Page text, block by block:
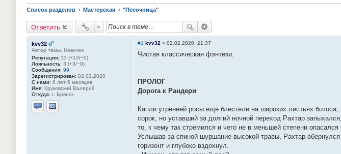
Список разделов Мастерская "Песочница"
Ответить
kvv32
Автор темы, Новичок
Репутация: 13 (+13/−0)
Лояльность: 3 (+3/−0)
Сообщения: 99
Зарегистрирован: 02.02.2020
С нами: 6 лет 6 месяцев
Имя: Круковский Валерий
Откуда: г. Брянск
Отправить личное сообщение
Отправить email
#1 kvv32 » 02.02.2020, 21:37
Чистая классическая фэнтези.
ПРОЛОГ
Дорога к Рандери
Капли утренней росы ещё блестели на широких листьях
сорок, но уставший за долгий ночной переход Рахтар
то, к чему так стремился и чего не в меньшей степени
Услышав за спиной шуршание высокой травы, Рахтар
горизонт и глубоко вздохнул.